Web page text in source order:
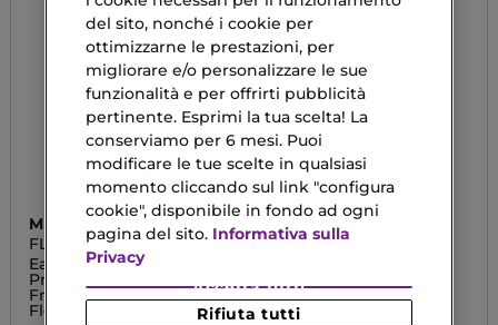
MIU MIU
FLEUR DE LAIT
Eau De Parfum -
Profumo Donna
Fragranza Fruttata
Floreale
DIEGO DALLA PALMA
GOLD INFUSION
58,10 €
del sito, nonché i cookie per
ottimizzarne le prestazioni, per
migliorare e/o personalizzare le sue
funzionalità e per offrirti pubblicità
pertinente. Esprimi la tua scelta! La
conserviamo per 6 mesi. Puoi
modificare le tue scelte in qualsiasi
momento cliccando sul link "configura
cookie", disponibile in fondo ad ogni
pagina del sito. Informativa sulla
Privacy
Rifiuta tutti
Accetta tutti